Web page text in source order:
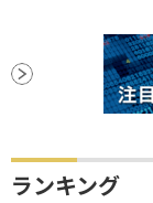
ランキング